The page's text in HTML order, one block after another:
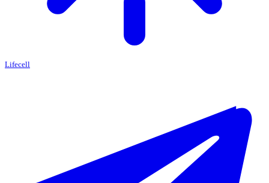
Lifecell